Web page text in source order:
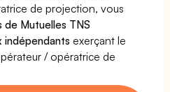
de projection, vous
de Mutuelles TNS
indépendants exerçant le
/ opératrice de